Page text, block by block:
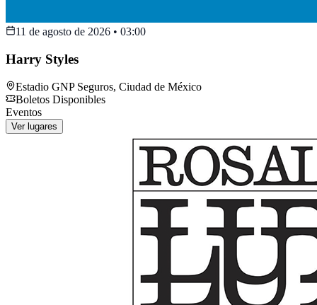
11 de agosto de 2026 • 03:00
Harry Styles
Estadio GNP Seguros, Ciudad de México
Boletos Disponibles
Eventos
Ver lugares